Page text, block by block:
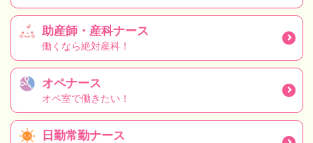
助産師・産科ナース
働くなら絶対産科！
オペナース
オペ室で働きたい！
日勤常勤ナース